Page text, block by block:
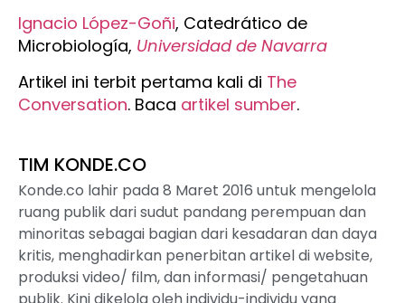
Ignacio López-Goñi, Catedrático de
Microbiología, Universidad de Navarra
Artikel ini terbit pertama kali di The
Conversation. Baca artikel sumber.
TIM KONDE.CO
Konde.co lahir pada 8 Maret 2016 untuk mengelola
ruang publik dari sudut pandang perempuan dan
minoritas sebagai bagian dari kesadaran dan daya
kritis, menghadirkan penerbitan artikel di website,
produksi video/ film, dan informasi/ pengetahuan